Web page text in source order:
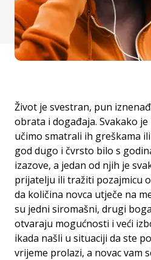
Život je svestran, pun
obrata i događaja. Svakako
učimo smatrali ih greškama
god dugo i čvrsto bilo s
izazove, a jedan od njih je
prijatelju ili tražiti pozajmicu
da količina novca utječe na
su jedni siromašni, drugi
otvaraju mogućnosti i veći
ikada našli u situaciji da ste
vrijeme prolazi, a novac vam